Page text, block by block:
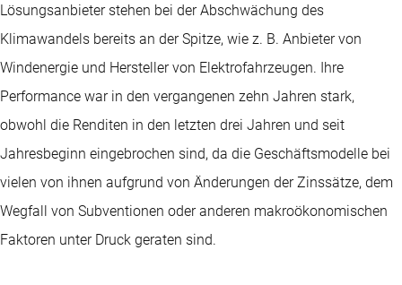
Lösungsanbieter stehen bei der Abschwächung des
Klimawandels bereits an der Spitze, wie z. B. Anbieter von
Windenergie und Hersteller von Elektrofahrzeugen. Ihre
Performance war in den vergangenen zehn Jahren stark,
obwohl die Renditen in den letzten drei Jahren und seit
Jahresbeginn eingebrochen sind, da die Geschäftsmodelle bei
vielen von ihnen aufgrund von Änderungen der Zinssätze, dem
Wegfall von Subventionen oder anderen makroökonomischen
Faktoren unter Druck geraten sind.